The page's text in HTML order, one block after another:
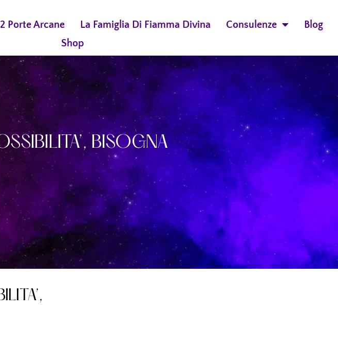
Porte Arcane La Famiglia Di Fiamma Divina Consulenze
Blog
Shop
BISOGNA